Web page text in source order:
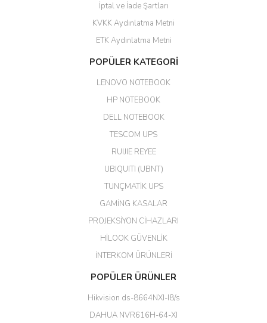
ahmet yiğit | 29/04/2026
Aldığım ürün kapalı kutu teslim
edildi. Teşekkür ederim.
GÜRKAN KETHÜDAOĞLU |
Her şey için teşekkür ederim çok
Erdal Cingöz | 07/02/2026
Başarılı. Bu vasıfta bir ürünü bu
kadar uygun fiyata bulabilmek
büyük şans. Güvenliticaret
(HIKVISION DS-3E0326P-E/M(B)
İptal ve İade Şartları
KVKK Aydınlatma Metni
ETK Aydınlatma Metni
POPÜLER KATEGORİ
LENOVO NOTEBOOK
HP NOTEBOOK
DELL NOTEBOOK
TESCOM UPS
RUIJIE REYEE
UBIQUITI (UBNT)
TUNÇMATİK UPS
GAMİNG KASALAR
PROJEKSİYON CİHAZLARI
HİLOOK GÜVENLİK
İNTERKOM ÜRÜNLERİ
POPÜLER ÜRÜNLER
Hikvision ds-8664NXI-I8/s
DAHUA NVR616H-64-XI